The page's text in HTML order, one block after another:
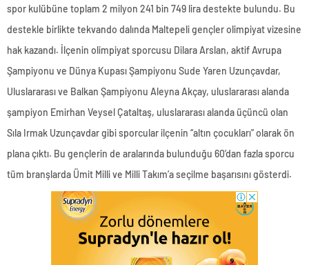
spor kulübüne toplam 2 milyon 241 bin 749 lira destekte bulundu. Bu
destekle birlikte tekvando dalında Maltepeli gençler olimpiyat vizesine
hak kazandı. İlçenin olimpiyat sporcusu Dilara Arslan, aktif Avrupa
Şampiyonu ve Dünya Kupası Şampiyonu Sude Yaren Uzunçavdar,
Uluslararası ve Balkan Şampiyonu Aleyna Akçay, uluslararası alanda
şampiyon Emirhan Veysel Çataltaş, uluslararası alanda üçüncü olan
Sıla Irmak Uzunçavdar gibi sporcular ilçenin “altın çocukları” olarak ön
plana çıktı. Bu gençlerin de aralarında bulunduğu 60’dan fazla sporcu
tüm branşlarda Ümit Milli ve Milli Takım’a seçilme başarısını gösterdi.